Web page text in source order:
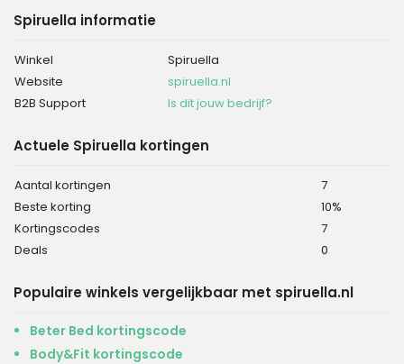
Spiruella informatie
Winkel
Spiruella
Website
spiruella.nl
B2B Support
Is dit jouw bedrijf?
Actuele Spiruella kortingen
Aantal kortingen
7
Beste korting
10%
Kortingscodes
7
Deals
0
Populaire winkels vergelijkbaar met spiruella.nl
Beter Bed kortingscode
Body&Fit kortingscode